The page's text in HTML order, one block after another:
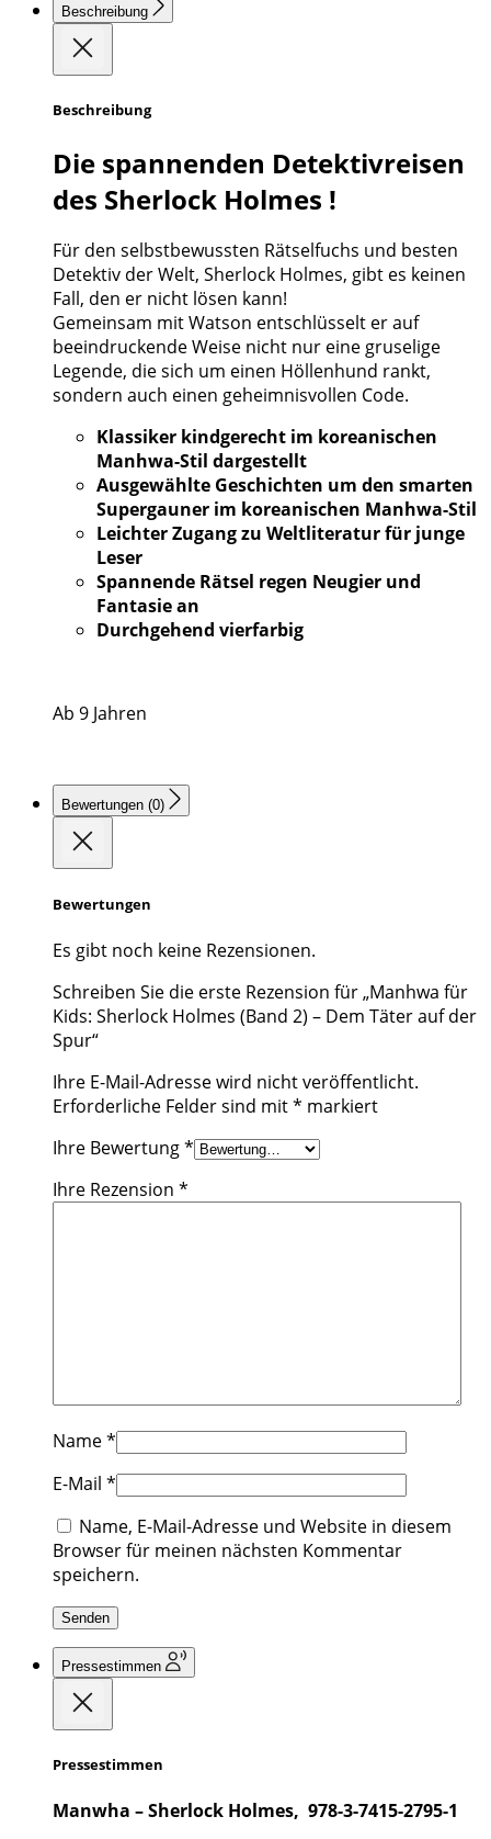
Beschreibung
Beschreibung
Die spannenden Detektivreisen
des Sherlock Holmes !
Für den selbstbewussten Rätselfuchs und besten
Detektiv der Welt, Sherlock Holmes, gibt es keinen
Fall, den er nicht lösen kann!
Gemeinsam mit Watson entschlüsselt er auf
beeindruckende Weise nicht nur eine gruselige
Legende, die sich um einen Höllenhund rankt,
sondern auch einen geheimnisvollen Code.
Klassiker kindgerecht im koreanischen
Manhwa-Stil dargestellt
Ausgewählte Geschichten um den smarten
Supergauner im koreanischen Manhwa-Stil
Leichter Zugang zu Weltliteratur für junge
Leser
Spannende Rätsel regen Neugier und
Fantasie an
Durchgehend vierfarbig
Ab 9 Jahren
Bewertungen (0)
Bewertungen
Es gibt noch keine Rezensionen.
Schreiben Sie die erste Rezension für „Manhwa für
Kids: Sherlock Holmes (Band 2) – Dem Täter auf der
Spur“
Ihre E-Mail-Adresse wird nicht veröffentlicht.
Erforderliche Felder sind mit* markiert
Ihre Bewertung*
Ihre Rezension *
Name*
E-Mail *
Name, E-Mail-Adresse und Website in diesem
Browser für meinen nächsten Kommentar
speichern.
Pressestimmen
Pressestimmen
Manwha – Sherlock Holmes, 978-3-7415-2795-1